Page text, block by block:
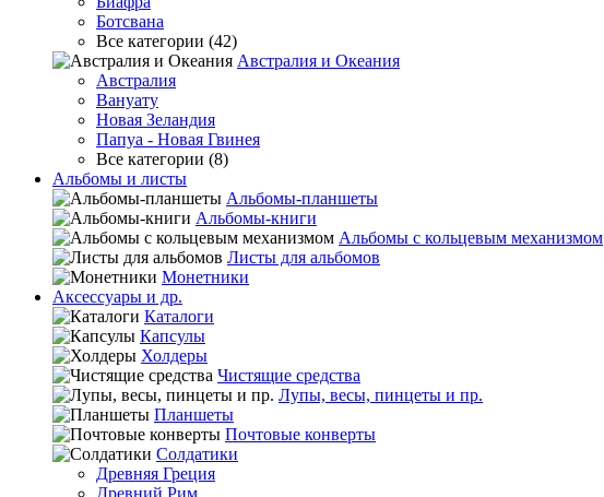
Ботсвана
Все категории (42)
Австралия и Океания
Австралия
Вануату
Новая Зеландия
Папуа - Новая Гвинея
Все категории (8)
Альбомы и листы
Альбомы-планшеты
Альбомы-книги
Альбомы с кольцевым механизмом
Листы для альбомов
Монетники
Аксессуары и др.
Каталоги
Капсулы
Холдеры
Чистящие средства
Лупы, весы, пинцеты и пр.
Планшеты
Почтовые конверты
Солдатики
Древняя Греция
Древний Рим